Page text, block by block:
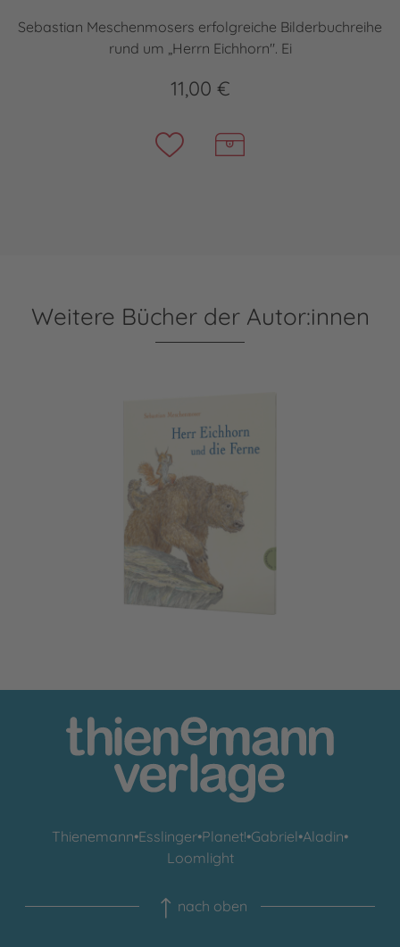
Sebastian Meschenmosers erfolgreiche Bilderbuchreihe
rund um „Herrn Eichhorn". Ei
11,00 €
Weitere Bücher der Autor:innen
Herr Eichhorn: Herr Eichhorn und die Ferne
Thienemann•Esslinger•Planet!•Gabriel•Aladin•
Loomlight
nach oben